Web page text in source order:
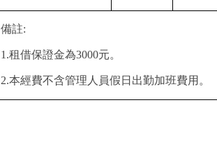
備註:
1.租借保證金為3000元。
2.本經費不含管理人員假日出勤加班費用。